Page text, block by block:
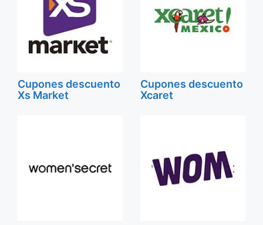
Cupones descuento
Xs Market
Cupones descuento
Xcaret